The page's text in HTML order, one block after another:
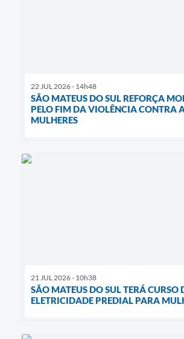
22 JUL 2026 - 14h48
SÃO MATEUS DO SUL REFORÇA
PELO FIM DA VIOLÊNCIA CONTRA
MULHERES
21 JUL 2026 - 10h38
SÃO MATEUS DO SUL TERÁ CURSO
ELETRICIDADE PREDIAL PARA